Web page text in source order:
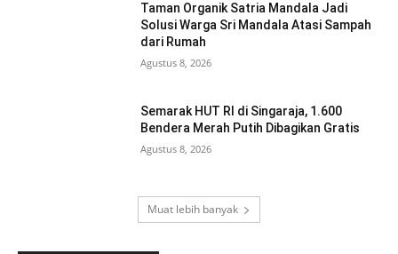
Taman Organik Satria Mandala Jadi
Solusi Warga Sri Mandala Atasi Sampah
dari Rumah
Agustus 8, 2026
Semarak HUT RI di Singaraja, 1.600
Bendera Merah Putih Dibagikan Gratis
Agustus 8, 2026
Muat lebih banyak